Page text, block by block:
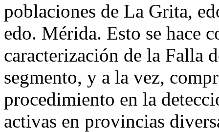
poblaciones de La Grita,
edo. Mérida. Esto se hace
caracterización de la Falla
segmento, y a la vez,
procedimiento en la
activas en provincias